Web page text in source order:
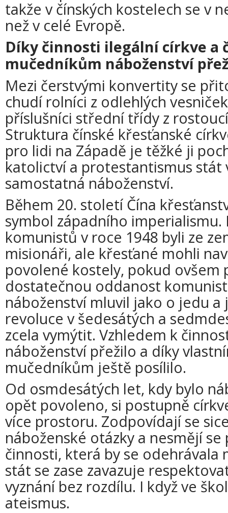
takže v čínských kostelech se v
než v celé Evropě.
Díky činnosti ilegální církve a
mučedníkům náboženství
Mezi čerstvými konvertity se
chudí rolníci z odlehlých
příslušníci střední třídy z
Struktura čínské křesťanské
pro lidi na Západě je těžké ji
katolictví a protestantismus stát
samostatná náboženství.
Během 20. století Čína
symbol západního imperialismu.
komunistů v roce 1948 byli ze
misionáři, ale křesťané mohli
povolené kostely, pokud ovšem
dostatečnou oddanost
náboženství mluvil jako o jedu
revoluce v šedesátých a
zcela vymýtit. Vzhledem k
náboženství přežilo a díky
mučedníkům ještě posílilo.
Od osmdesátých let, kdy bylo
opět povoleno, si postupně
více prostoru. Zodpovídají se
náboženské otázky a nesmějí
činnosti, která by se
stát se zase zavazuje
vyznání bez rozdílu. I když ve
ateismus.